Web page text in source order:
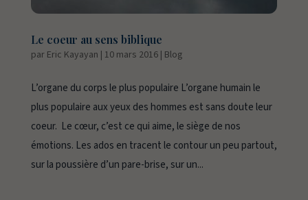
Le coeur au sens biblique
par Eric Kayayan | 10 mars 2016| Blog
L’organe du corps le plus populaire L’organe humain le
plus populaire aux yeux des hommes est sans doute leur
coeur. Le cœur, c’est ce qui aime, le siège de nos
émotions. Les ados en tracent le contour un peu partout,
sur la poussière d’un pare-brise, sur un...